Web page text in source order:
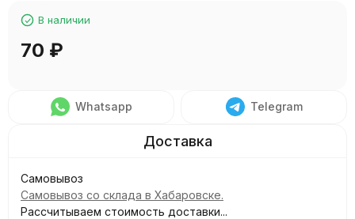
В наличии
70 ₽
Whatsapp Telegram
Самовывоз
Самовывоз со склада в Хабаровске.
Рассчитываем стоимость доставки...